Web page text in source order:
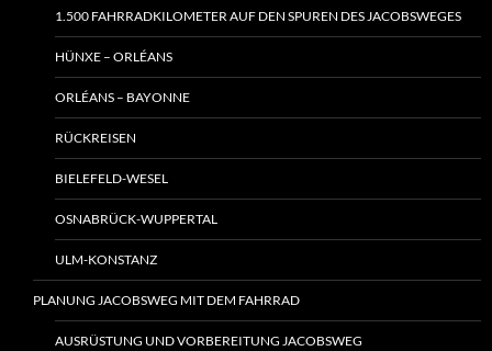
1.500 FAHRRADKILOMETER AUF DEN SPUREN DES JACOBSWEGES
HÜNXE – ORLÉANS
ORLÉANS – BAYONNE
RÜCKREISEN
BIELEFELD-WESEL
OSNABRÜCK-WUPPERTAL
ULM-KONSTANZ
PLANUNG JACOBSWEG MIT DEM FAHRRAD
AUSRÜSTUNG UND VORBEREITUNG JACOBSWEG